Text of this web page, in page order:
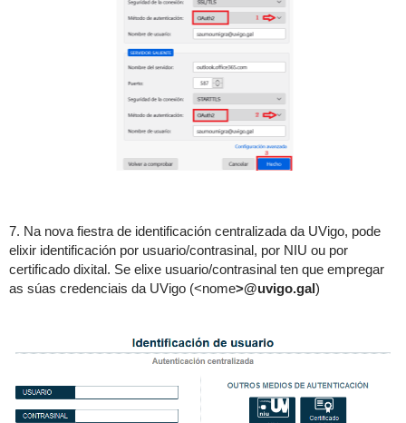
7. Na nova fiestra de identificación centralizada da UVigo, pode
elixir identificación por usuario/contrasinal, por NIU ou por
certificado dixital. Se elixe usuario/contrasinal ten que empregar
as súas credenciais da UVigo (<nome>@uvigo.gal)